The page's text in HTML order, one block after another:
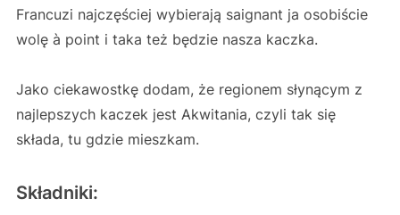
Francuzi najczęściej wybierają saignant ja osobiście
wolę à point i taka też będzie nasza kaczka.
Jako ciekawostkę dodam, że regionem słynącym z
najlepszych kaczek jest Akwitania, czyli tak się
składa, tu gdzie mieszkam.
Składniki: